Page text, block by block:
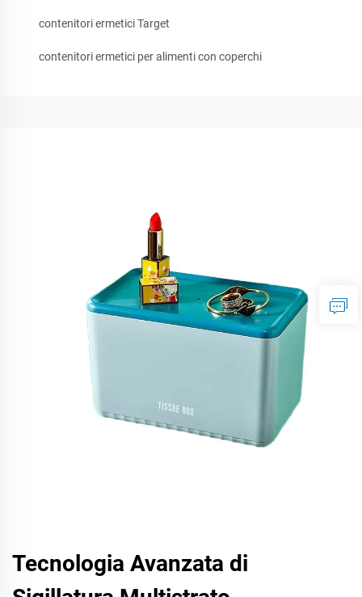
contenitori ermetici Target
contenitori ermetici per alimenti con coperchi
Tecnologia Avanzata di